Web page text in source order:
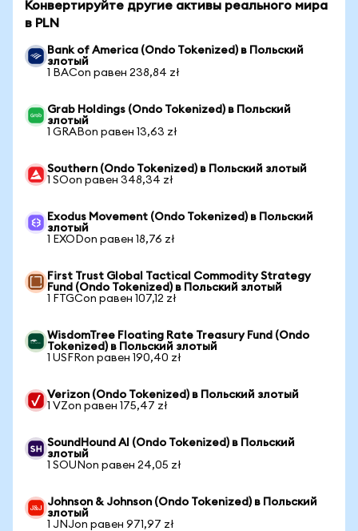
Конвертируйте другие активы реального мира
в PLN
Bank of America (Ondo Tokenized) в Польский
злотый
1 BACon равен 238,84 zł
Grab Holdings (Ondo Tokenized) в Польский
злотый
1 GRABon равен 13,63 zł
Southern (Ondo Tokenized) в Польский злотый
1 SOon равен 348,34 zł
Exodus Movement (Ondo Tokenized) в Польский
злотый
1 EXODon равен 18,76 zł
First Trust Global Tactical Commodity Strategy
Fund (Ondo Tokenized) в Польский злотый
1 FTGCon равен 107,12 zł
WisdomTree Floating Rate Treasury Fund (Ondo
Tokenized) в Польский злотый
1 USFRon равен 190,40 zł
Verizon (Ondo Tokenized) в Польский злотый
1 VZon равен 175,47 zł
SoundHound AI (Ondo Tokenized) в Польский
злотый
1 SOUNon равен 24,05 zł
Johnson & Johnson (Ondo Tokenized) в Польский
злотый
1 JNJon равен 971,97 zł